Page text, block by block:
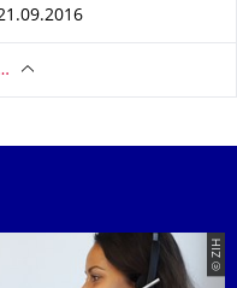
© ZIH